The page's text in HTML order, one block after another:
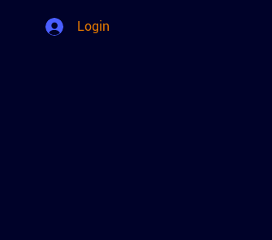
Login